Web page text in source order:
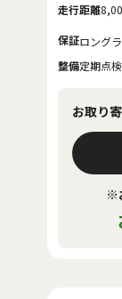
走行距離
保証ロング
整備定期点
お取り
※